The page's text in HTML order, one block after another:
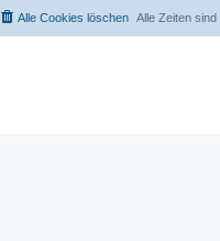
Alle Zeiten sind
Alle Cookies löschen